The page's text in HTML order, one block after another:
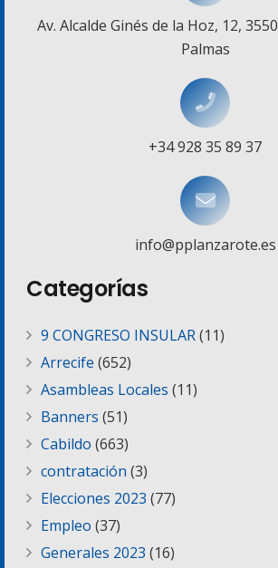
Av. Alcalde Ginés de la Hoz, 12,
Palmas
+34 928 35 89 37
info@pplanzarote.es
Categorías
9 CONGRESO INSULAR(11)
Arrecife (652)
Asambleas Locales (11)
Banners (51)
Cabildo (663)
contratación (3)
Elecciones 2023 (77)
Empleo (37)
Generales 2023 (16)